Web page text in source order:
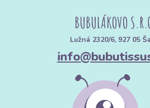
BUBULÁKOVO
Lužná 2320/6, 927 05